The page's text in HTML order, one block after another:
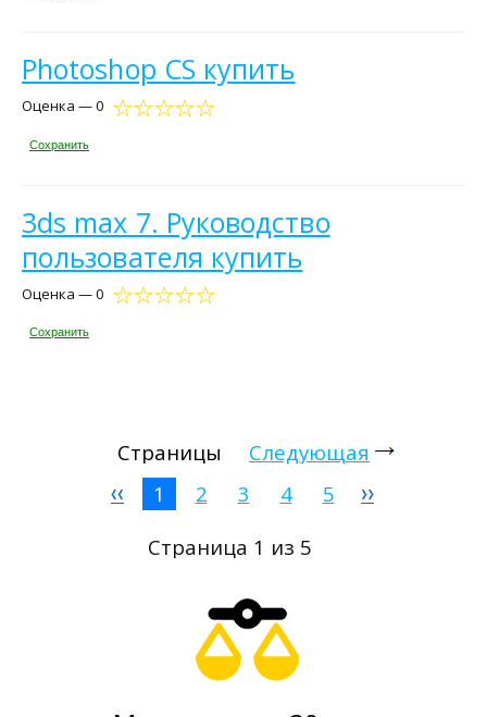
Photoshop CS купить
Оценка — 0
Сохранить
3ds max 7. Руководство
пользователя купить
Оценка — 0
Сохранить
Страницы
Следующая
1
2 3 4
5
Страница 1 из 5